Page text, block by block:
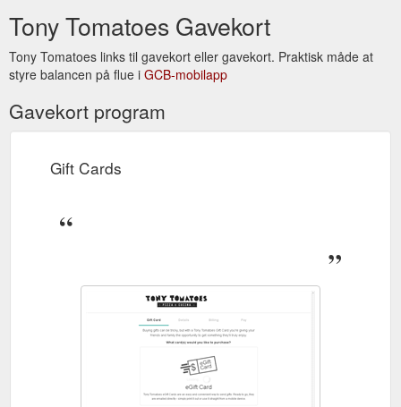
Tony Tomatoes Gavekort
Tony Tomatoes links til gavekort eller gavekort. Praktisk måde at
styre balancen på flue i GCB-mobilapp
Gavekort program
Gift Cards